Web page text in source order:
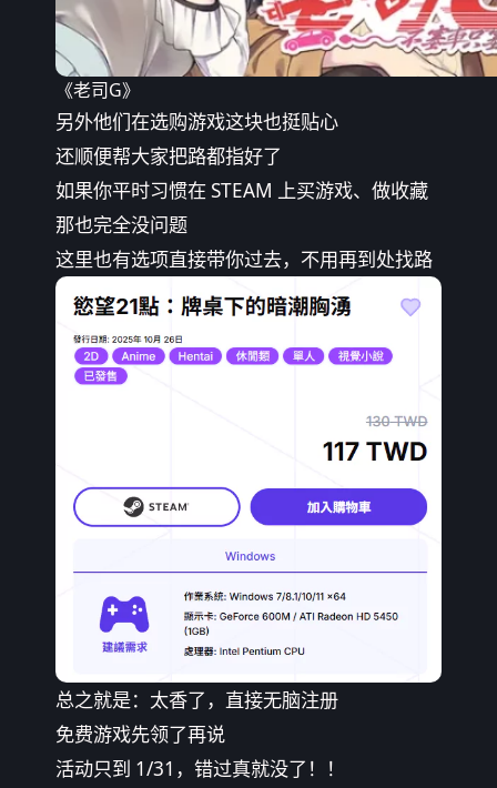
《老司G》
另外他们在选购游戏这块也挺贴心
还顺便帮大家把路都指好了
如果你平时习惯在 STEAM 上买游戏、做收藏
那也完全没问题
这里也有选项直接带你过去，不用再到处找路
总之就是：太香了，直接无脑注册
免费游戏先领了再说
活动只到 1/31，错过真就没了！！